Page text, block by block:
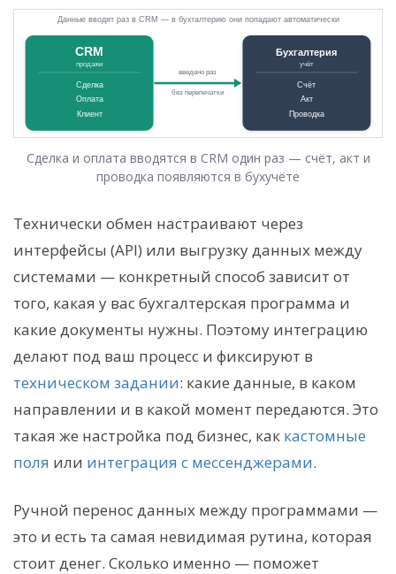
Сделка и оплата вводятся в CRM один раз — счёт, акт и
проводка появляются в бухучёте
Технически обмен настраивают через
интерфейсы (API) или выгрузку данных между
системами — конкретный способ зависит от
того, какая у вас бухгалтерская программа и
какие документы нужны. Поэтому интеграцию
делают под ваш процесс и фиксируют в
техническом задании: какие данные, в каком
направлении и в какой момент передаются. Это
такая же настройка под бизнес, как кастомные
поля или интеграция с мессенджерами.
Ручной перенос данных между программами —
это и есть та самая невидимая рутина, которая
стоит денег. Сколько именно — поможет